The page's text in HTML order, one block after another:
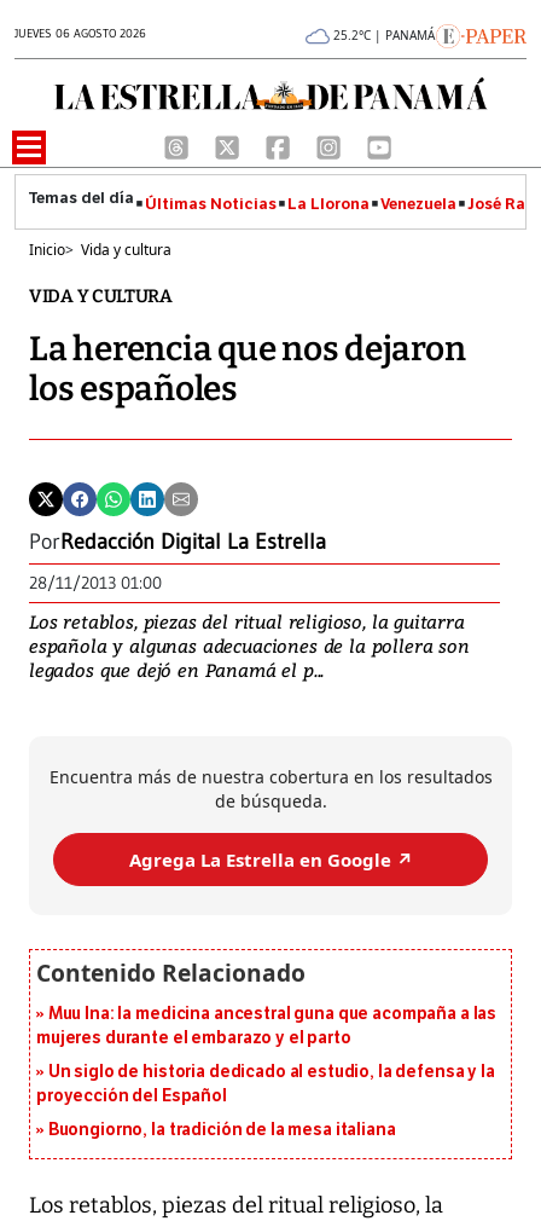
JUEVES 06 AGOSTO 2026 25.2°C | PANAMÁ
Últimas Noticias La Llorona Venezuela José
Inicio> Vida y cultura
VIDA Y CULTURA
La herencia que nos dejaron
los españoles
PorRedacción Digital La Estrella
28/11/2013 01:00
Los retablos, piezas del ritual religioso, la guitarra
española y algunas adecuaciones de la pollera son
legados que dejó en Panamá el p...
Encuentra más de nuestra cobertura en los resultados
de búsqueda.
Agrega La Estrella en Google ↗️
Muu Ina: la medicina ancestral guna que acompaña a las
mujeres durante el embarazo y el parto
Un siglo de historia dedicado al estudio, la defensa y la
proyección del Español
Buongiorno, la tradición de la mesa italiana
Los retablos, piezas del ritual religioso, la